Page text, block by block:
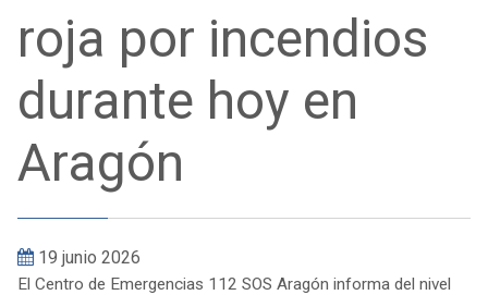
roja por incendios
durante hoy en
Aragón
19 junio 2026
El Centro de Emergencias 112 SOS Aragón informa del nivel